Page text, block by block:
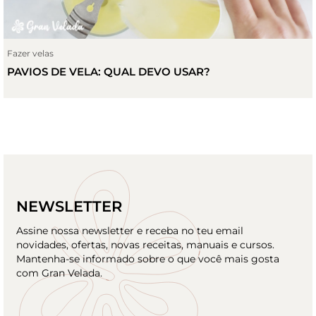
Fazer velas
PAVIOS DE VELA: QUAL DEVO USAR?
NEWSLETTER
Assine nossa newsletter e receba no teu email
novidades, ofertas, novas receitas, manuais e cursos.
Mantenha-se informado sobre o que você mais gosta
com Gran Velada.